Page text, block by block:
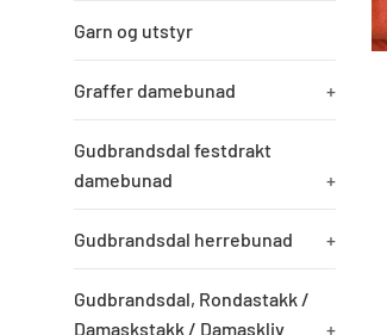
Garn og utstyr
Graffer damebunad +
Gudbrandsdal festdrakt
damebunad
+
Gudbrandsdal herrebunad +
Gudbrandsdal, Rondastakk /
Damaskstakk / Damaskliv
+